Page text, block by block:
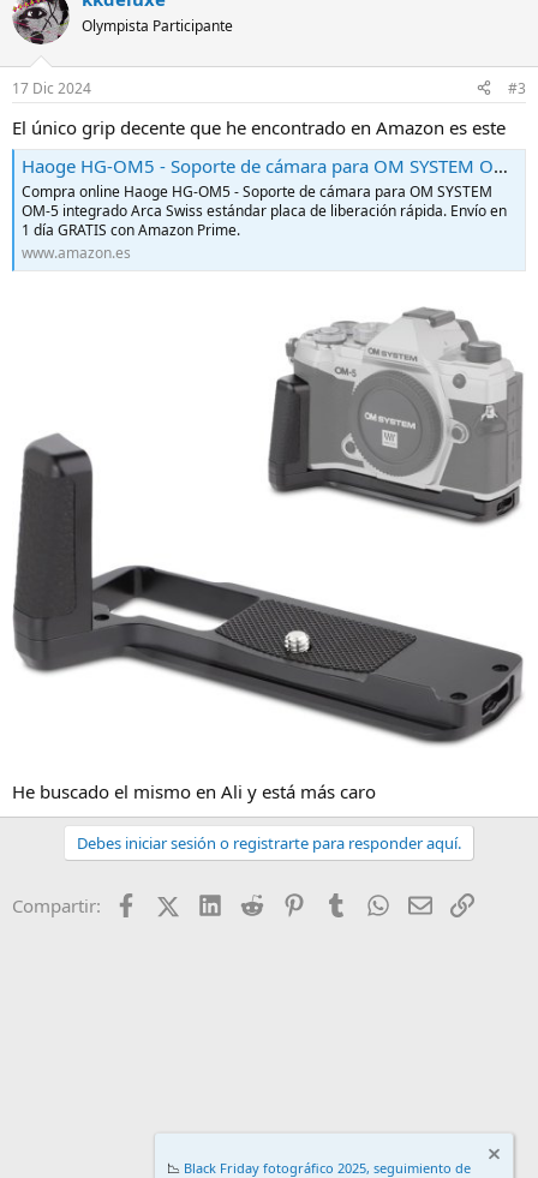
Olympista Participante
17 Dic 2024 #3
El único grip decente que he encontrado en Amazon es este
Haoge HG-OM5 - Soporte de cámara para OM SYSTEM OM-5 integrado Arca Swiss estándar placa de liberación rápida : Amazon.es: Electrónica
Compra online Haoge HG-OM5 - Soporte de cámara para OM SYSTEM
OM-5 integrado Arca Swiss estándar placa de liberación rápida. Envío en
1 día GRATIS con Amazon Prime.
www.amazon.es
He buscado el mismo en Ali y está más caro
Debes iniciar sesión o registrarte para responder aquí.
Compartir: FacebookX (Twitter)
LinkedIn
Reddit PinterestTumblr WhatsApp
EmailEnlace
📉 Black Friday fotográfico 2025, seguimiento de